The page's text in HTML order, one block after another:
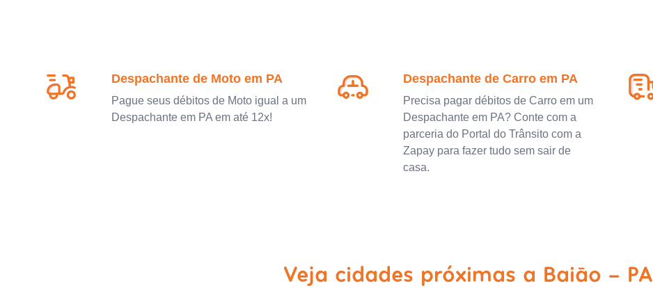
Despachante de Moto em PA
Pague seus débitos de Moto igual a um
Despachante em PA em até 12x!
Despachante de Carro em PA
Precisa pagar débitos de Carro em um
Despachante em PA? Conte com a
parceria do Portal do Trânsito com a
Zapay para fazer tudo sem sair de
casa.
Veja cidades próximas a Baião - PA